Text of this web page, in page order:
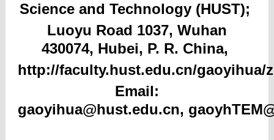
Science and Technology (HUST);
Luoyu Road 1037, Wuhan
430074, Hubei, P. R. China,
http://faculty.hust.edu.cn/gaoyihua/
Email:
gaoyihua@hust.edu.cn,